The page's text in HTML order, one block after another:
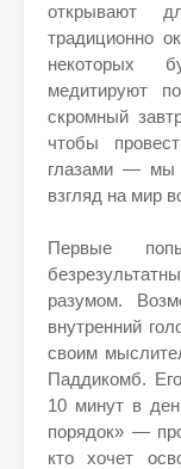
открывают
традиционно
некоторых
медитируют
скромный
чтобы
глазами — мы
взгляд на мир
Первые
разумом.
внутренний
своим
Паддикомб.
10 минут в
порядок» —
кто хочет